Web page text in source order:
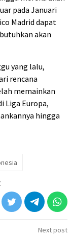
pada Januari
Madrid dapat
akan
yang lalu,
rencana
memainkan
Liga Europa,
hingga
Next post